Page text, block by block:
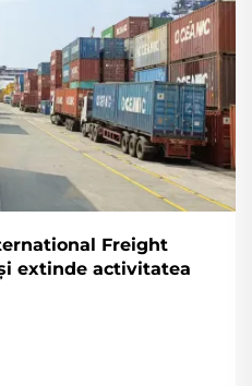
Freight
extinde activitatea